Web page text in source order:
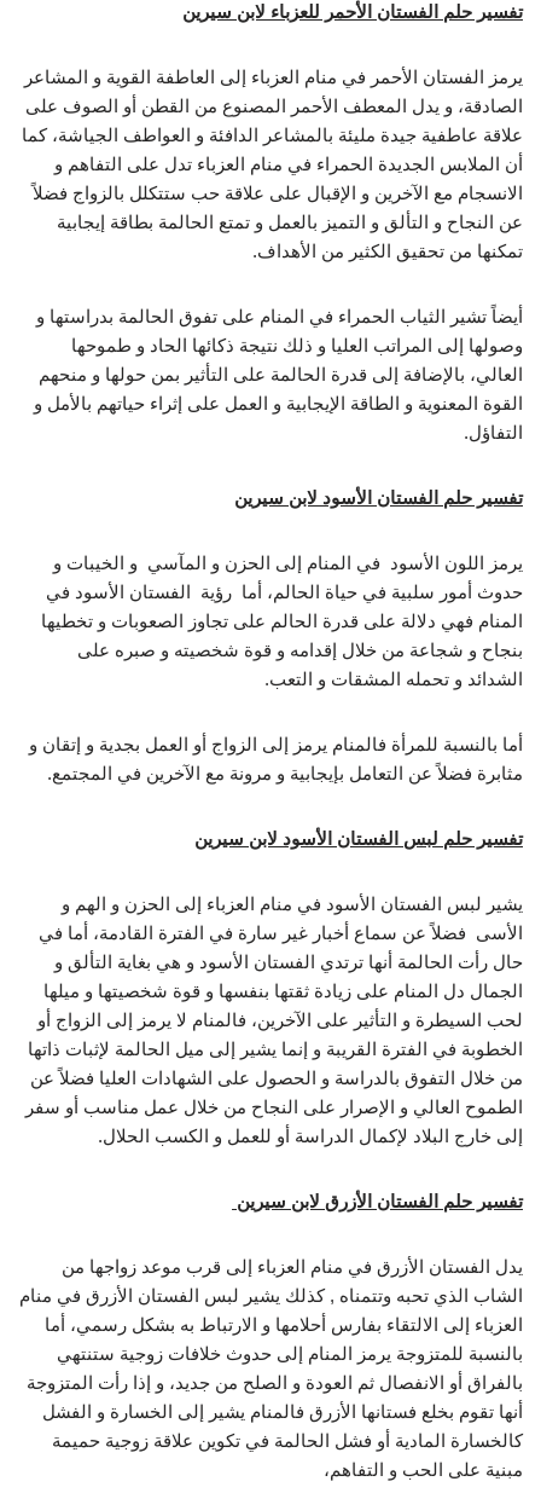
تفسير حلم الفستان الأحمر للعزباء لابن سيرين
يرمز الفستان الأحمر في منام العزباء إلى العاطفة القوية و المشاعر
الصادقة، و يدل المعطف الأحمر المصنوع من القطن أو الصوف على
علاقة عاطفية جيدة مليئة بالمشاعر الدافئة و العواطف الجياشة، كما
أن الملابس الجديدة الحمراء في منام العزباء تدل على التفاهم و
الانسجام مع الآخرين و الإقبال على علاقة حب ستتكلل بالزواج فضلاً
عن النجاح و التألق و التميز بالعمل و تمتع الحالمة بطاقة إيجابية
تمكنها من تحقيق الكثير من الأهداف.
أيضاً تشير الثياب الحمراء في المنام على تفوق الحالمة بدراستها و
وصولها إلى المراتب العليا و ذلك نتيجة ذكائها الحاد و طموحها
العالي، بالإضافة إلى قدرة الحالمة على التأثير بمن حولها و منحهم
القوة المعنوية و الطاقة الإيجابية و العمل على إثراء حياتهم بالأمل و
التفاؤل.
تفسير حلم الفستان الأسود لابن سيرين
يرمز اللون الأسود في المنام إلى الحزن و المآسي و الخيبات و
حدوث أمور سلبية في حياة الحالم، أما رؤية الفستان الأسود في
المنام فهي دلالة على قدرة الحالم على تجاوز الصعوبات و تخطيها
بنجاح و شجاعة من خلال إقدامه و قوة شخصيته و صبره على
الشدائد و تحمله المشقات و التعب.
أما بالنسبة للمرأة فالمنام يرمز إلى الزواج أو العمل بجدية و إتقان و
مثابرة فضلاً عن التعامل بإيجابية و مرونة مع الآخرين في المجتمع.
تفسير حلم لبس الفستان الأسود لابن سيرين
يشير لبس الفستان الأسود في منام العزباء إلى الحزن و الهم و
الأسى فضلاً عن سماع أخبار غير سارة في الفترة القادمة، أما في
حال رأت الحالمة أنها ترتدي الفستان الأسود و هي بغاية التألق و
الجمال دل المنام على زيادة ثقتها بنفسها و قوة شخصيتها و ميلها
لحب السيطرة و التأثير على الآخرين، فالمنام لا يرمز إلى الزواج أو
الخطوبة في الفترة القريبة و إنما يشير إلى ميل الحالمة لإثبات ذاتها
من خلال التفوق بالدراسة و الحصول على الشهادات العليا فضلاً عن
الطموح العالي و الإصرار على النجاح من خلال عمل مناسب أو سفر
إلى خارج البلاد لإكمال الدراسة أو للعمل و الكسب الحلال.
تفسير حلم الفستان الأزرق لابن سيرين
يدل الفستان الأزرق في منام العزباء إلى قرب موعد زواجها من
الشاب الذي تحبه وتتمناه , كذلك يشير لبس الفستان الأزرق في منام
العزباء إلى الالتقاء بفارس أحلامها و الارتباط به بشكل رسمي، أما
بالنسبة للمتزوجة يرمز المنام إلى حدوث خلافات زوجية ستنتهي
بالفراق أو الانفصال ثم العودة و الصلح من جديد، و إذا رأت المتزوجة
أنها تقوم بخلع فستانها الأزرق فالمنام يشير إلى الخسارة و الفشل
كالخسارة المادية أو فشل الحالمة في تكوين علاقة زوجية حميمة
مبنية على الحب و التفاهم،